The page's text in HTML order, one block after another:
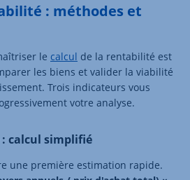
: méthodes et
le calcul de la rentabilité est
les biens et valider la viabilité
Trois indicateurs vous
votre analyse.
calcul simplifié
une première estimation rapide.